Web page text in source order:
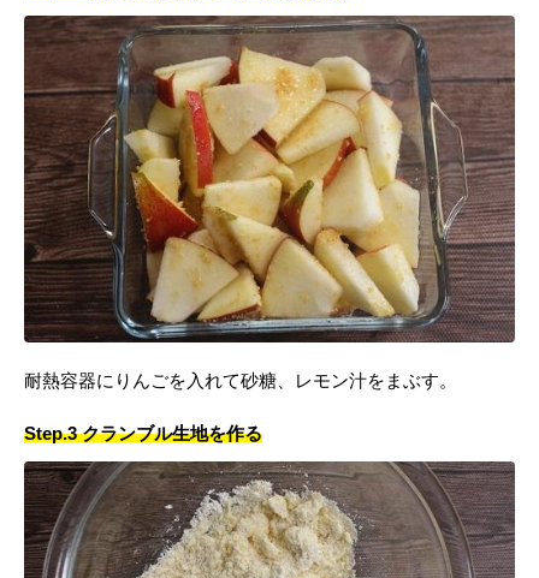
耐熱容器にりんごを入れて砂糖、レモン汁をまぶす。
Step.3 クランブル生地を作る